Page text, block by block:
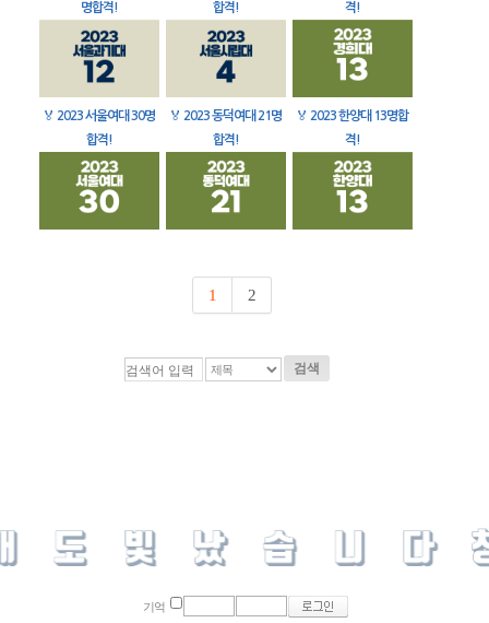
명합격!
합격!
격!
🏅 2023 서울여대 30명
합격!
🏅 2023 동덕여대 21명
합격!
🏅 2023 한양대 13명합
격!
1 2
검색
기억